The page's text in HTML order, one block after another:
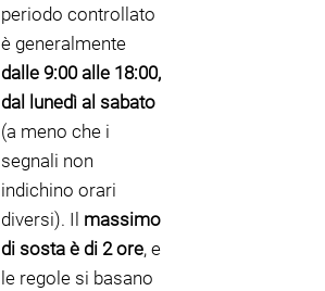
periodo controllato
è generalmente
dalle 9:00 alle 18:00,
dal lunedì al sabato
(a meno che i
segnali non
indichino orari
diversi). Il massimo
di sosta è di 2 ore, e
le regole si basano